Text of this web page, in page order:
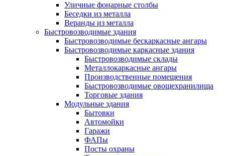
Уличные фонарные столбы
Беседки из металла
Веранды из металла
Быстровозводимые здания
Быстровозводимые бескаркасные ангары
Быстровозводимые каркасные здания
Быстровозводимые склады
Металлокаркасные ангары
Производственные помещения
Быстровозводимые овощехранилища
Торговые здания
Модульные здания
Бытовки
Автомойки
Гаражи
ФАПы
Посты охраны